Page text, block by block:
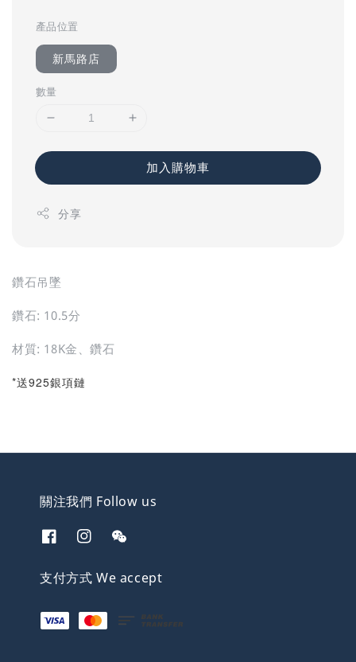
產品位置
新馬路店
數量
加入購物車
分享
鑽石吊墜
鑽石: 10.5分
材質: 18K金、鑽石
*送925銀項鏈
關注我們 Follow us
支付方式 We accept